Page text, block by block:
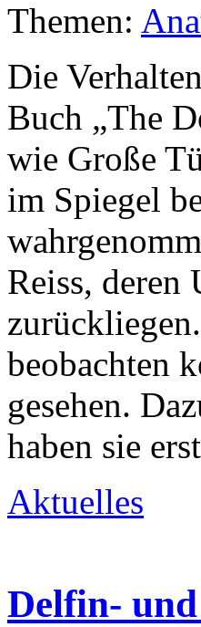
Themen:
Die
Buch „The
wie Große
im Spiegel
Reiss, deren
beobachten
gesehen.
haben sie
Aktuelles
Delfin-